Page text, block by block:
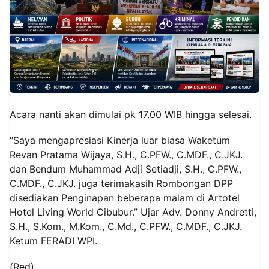
Acara nanti akan dimulai pk 17.00 WIB hingga selesai.
“Saya mengapresiasi Kinerja luar biasa Waketum
Revan Pratama Wijaya, S.H., C.PFW., C.MDF., C.JKJ.
dan Bendum Muhammad Adji Setiadji, S.H., C.PFW.,
C.MDF., C.JKJ. juga terimakasih Rombongan DPP
disediakan Penginapan beberapa malam di Artotel
Hotel Living World Cibubur.” Ujar Adv. Donny Andretti,
S.H., S.Kom., M.Kom., C.Md., C.PFW., C.MDF., C.JKJ.
Ketum FERADI WPI.
(Red)